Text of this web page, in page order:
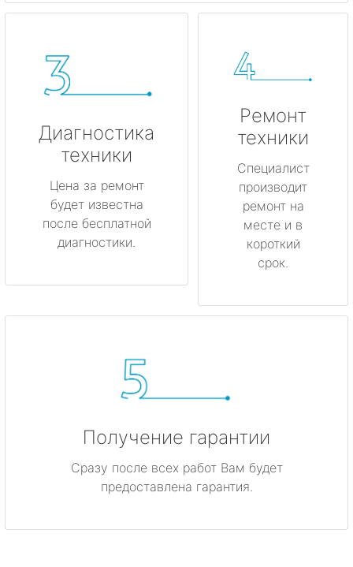
Диагностика
техники
Цена за ремонт
будет известна
после бесплатной
диагностики.
Ремонт
техники
Специалист
производит
ремонт на
месте и в
короткий
срок.
Получение гарантии
Сразу после всех работ Вам будет
предоставлена гарантия.